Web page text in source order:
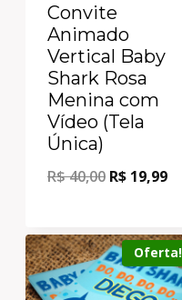
Convite
Animado
Vertical Baby
Shark Rosa
Menina com
Vídeo (Tela
Única)
R$40,00 R$ 19,99
Oferta!